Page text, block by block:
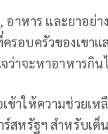
อาหาร และยาอย่
รอบครัวของเขา
ว่าจะหาอาหารกิ
ข้าให้ความช่วยเ
สหรัฐฯ สำหรับเต็